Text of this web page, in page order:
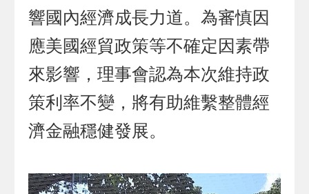
響國內經濟成長力道。為審慎因
應美國經貿政策等不確定因素帶
來影響，理事會認為本次維持政
策利率不變，將有助維繫整體經
濟金融穩健發展。